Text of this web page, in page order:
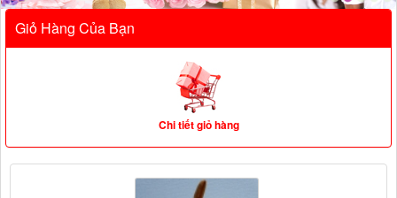
Giỏ Hàng Của Bạn
Chi tiết giỏ hàng